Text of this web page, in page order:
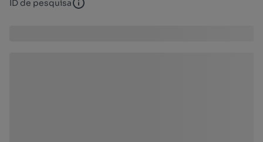
ID de pesquisa